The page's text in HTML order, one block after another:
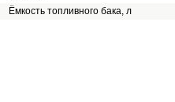
Ёмкость топливного бака, л